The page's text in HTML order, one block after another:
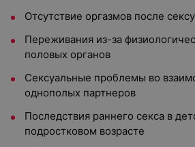
Отсутствие оргазмов после
Переживания из-за
половых органов
Сексуальные проблемы во
однополых партнеров
Последствия раннего секса в
подростковом возрасте